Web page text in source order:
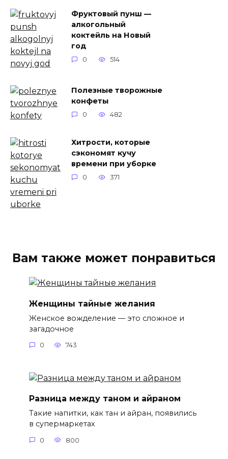
Фруктовый пунш —
алкогольный
коктейль на Новый
год
0 514
Полезные творожные
конфеты
0 482
Хитрости, которые
сэкономят кучу
времени при уборке
0 371
Вам также может понравиться
Женщины тайные желания
Женское вожделение — это сложное и
загадочное
0 743
Разница между таном и айраном
Такие напитки, как тан и айран, появились
в супермаркетах
0 800